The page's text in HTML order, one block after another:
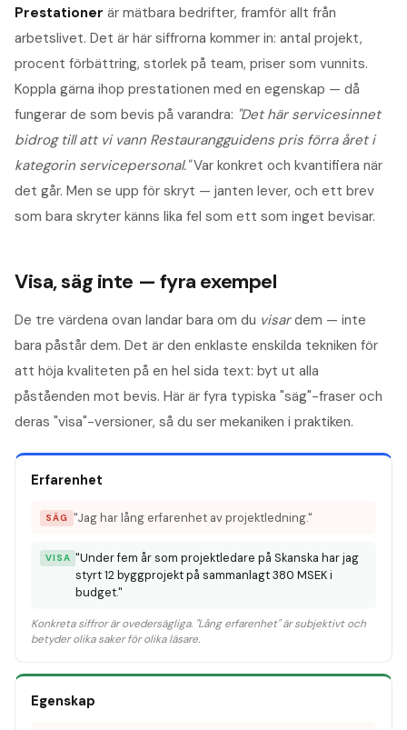
Prestationer är mätbara bedrifter, framför allt från
arbetslivet. Det är här siffrorna kommer in: antal projekt,
procent förbättring, storlek på team, priser som vunnits.
Koppla gärna ihop prestationen med en egenskap — då
fungerar de som bevis på varandra: "Det här servicesinnet
bidrog till att vi vann Restaurangguidens pris förra året i
kategorin servicepersonal."Var konkret och kvantifiera när
det går. Men se upp för skryt — janten lever, och ett brev
som bara skryter känns lika fel som ett som inget bevisar.
Visa, säg inte — fyra exempel
De tre värdena ovan landar bara om du visardem — inte
bara påstår dem. Det är den enklaste enskilda tekniken för
att höja kvaliteten på en hel sida text: byt ut alla
påståenden mot bevis. Här är fyra typiska "säg"-fraser och
deras "visa"-versioner, så du ser mekaniken i praktiken.
Erfarenhet
SÄG "Jag har lång erfarenhet av projektledning."
VISA "Under fem år som projektledare på Skanska har jag
styrt 12 byggprojekt på sammanlagt 380 MSEK i
budget."
Konkreta siffror är ovedersägliga. "Lång erfarenhet" är subjektivt och
betyder olika saker för olika läsare.
Egenskap